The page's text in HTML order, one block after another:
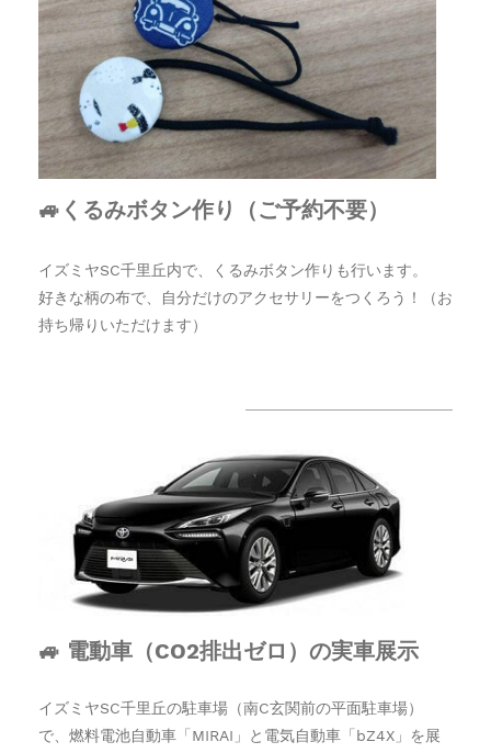
🚙くるみボタン作り（ご予約不要）
イズミヤSC千里丘内で、くるみボタン作りも行います。
好きな柄の布で、自分だけのアクセサリーをつくろう！
（お
持ち帰りいただけます）
🚙 電動車（CO2排出ゼロ） の実車展示
イズミヤSC千里丘の駐車場（南C玄関前の平面駐車場）
で、燃料電池自動車「MIRAI」と電気自動車「bZ4X」を展